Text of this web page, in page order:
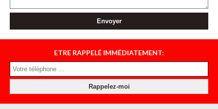
ETRE RAPPELÉ IMMÉDIATEMENT: